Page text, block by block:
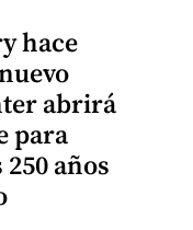
hace
abrirá
para
años